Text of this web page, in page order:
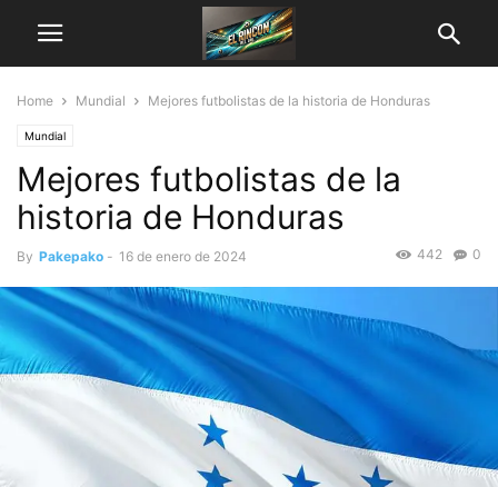
Home Mundial Mejores futbolistas de la historia de Honduras
Mundial
Mejores futbolistas de la
historia de Honduras
By Pakepako - 16 de enero de 2024 0
442